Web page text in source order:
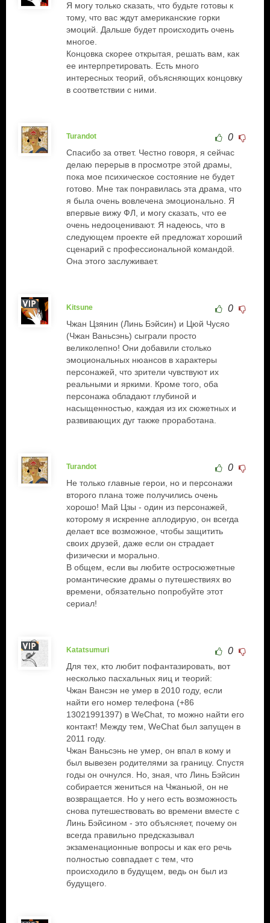
Я могу только сказать, что будьте готовы к
тому, что вас ждут американские горки
эмоций. Дальше будет происходить очень
многое.
Концовка скорее открытая, решать вам, как
ее интерпретировать. Есть много
интересных теорий, объясняющих концовку
в соответствии с ними.
Turandot 0
Спасибо за ответ. Честно говоря, я сейчас
делаю перерыв в просмотре этой драмы,
пока мое психическое состояние не будет
готово. Мне так понравилась эта драма, что
я была очень вовлечена эмоционально. Я
впервые вижу ФЛ, и могу сказать, что ее
очень недооценивают. Я надеюсь, что в
следующем проекте ей предложат хороший
сценарий с профессиональной командой.
Она этого заслуживает.
Kitsune 0
Чжан Цзянин (Линь Бэйсин) и Цюй Чусяо
(Чжан Ваньсэнь) сыграли просто
великолепно! Они добавили столько
эмоциональных нюансов в характеры
персонажей, что зрители чувствуют их
реальными и яркими. Кроме того, оба
персонажа обладают глубиной и
насыщенностью, каждая из их сюжетных и
развивающих дуг также проработана.
Turandot 0
Не только главные герои, но и персонажи
второго плана тоже получились очень
хорошо! Май Цзы - один из персонажей,
которому я искренне аплодирую, он всегда
делает все возможное, чтобы защитить
своих друзей, даже если он страдает
физически и морально.
В общем, если вы любите остросюжетные
романтические драмы о путешествиях во
времени, обязательно попробуйте этот
сериал!
Katatsumuri 0
Для тех, кто любит пофантазировать, вот
несколько пасхальных яиц и теорий:
Чжан Вансэн не умер в 2010 году, если
найти его номер телефона (+86
13021991397) в WeChat, то можно найти его
контакт! Между тем, WeChat был запущен в
2011 году.
Чжан Ваньсэнь не умер, он впал в кому и
был вывезен родителями за границу. Спустя
годы он очнулся. Но, зная, что Линь Бэйсин
собирается жениться на Чжаньюй, он не
возвращается. Но у него есть возможность
снова путешествовать во времени вместе с
Линь Бэйсином - это объясняет, почему он
всегда правильно предсказывал
экзаменационные вопросы и как его речь
полностью совпадает с тем, что
происходило в будущем, ведь он был из
будущего.